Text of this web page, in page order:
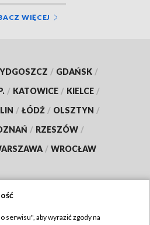
WIĘCEJ
/ GDAŃSK /
/ KATOWICE / KIELCE /
/ ŁÓDŹ / OLSZTYN /
/ RZESZÓW /
/ WROCŁAW
serwisu", aby wyrazić zgody na